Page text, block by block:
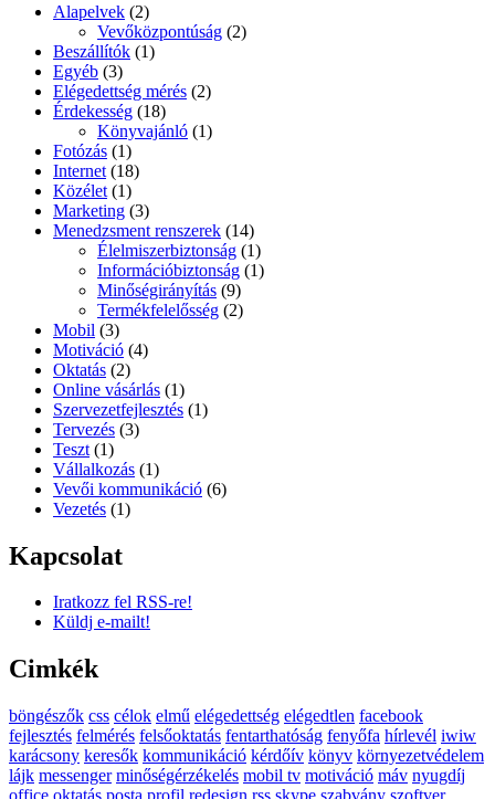
Alapelvek (2)
Vevőközpontúság (2)
Beszállítók (1)
Egyéb (3)
Elégedettség mérés (2)
Érdekesség (18)
Könyvajánló (1)
Fotózás (1)
Internet (18)
Közélet (1)
Marketing (3)
Menedzsment renszerek (14)
Élelmiszerbiztonság (1)
Információbiztonság (1)
Minőségirányítás (9)
Termékfelelősség (2)
Mobil (3)
Motiváció (4)
Oktatás (2)
Online vásárlás (1)
Szervezetfejlesztés (1)
Tervezés (3)
Teszt (1)
Vállalkozás (1)
Vevői kommunikáció (6)
Vezetés (1)
Kapcsolat
Iratkozz fel RSS-re!
Küldj e-mailt!
Cimkék
böngészők css célok elmű elégedettség elégedtlen facebook
fejlesztés felmérés felsőoktatás fentarthatóság fenyőfa hírlevél iwiw
karácsony keresők kommunikáció kérdőív könyv környezetvédelem
lájk messenger minőségérzékelés mobil tv motiváció máv nyugdíj